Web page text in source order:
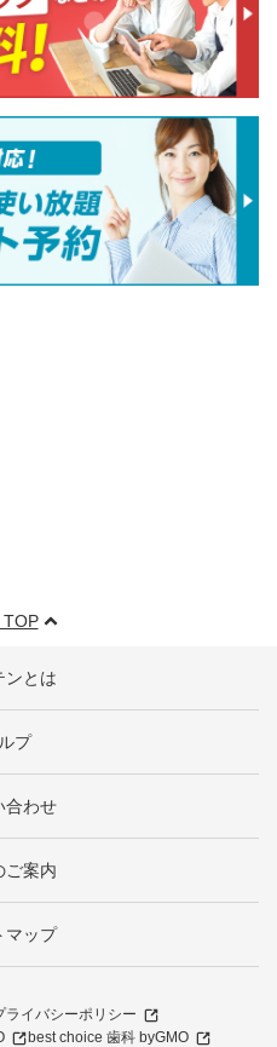
TOP
ンとは
プ
合わせ
ご案内
マップ
ライバシーポリシー
best choice 歯科 byGMO